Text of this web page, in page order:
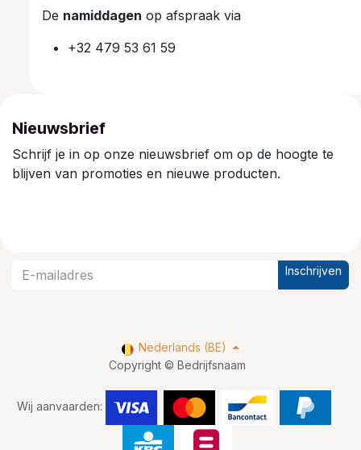
De namiddagen op afspraak via
+32 479 53 61 59
Nieuwsbrief
Schrijf je in op onze nieuwsbrief om op de hoogte te
blijven van promoties en nieuwe producten.
Inschrijven
Copyright © Bedrijfsnaam
Wij aanvaarden:
Nederlands (BE)